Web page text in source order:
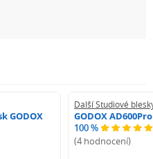
GODOX
Další Studiové
GODOX AD600Pro
100 %
(4 hodnocení)